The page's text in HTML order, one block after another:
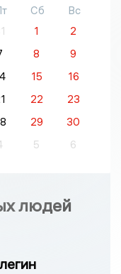
Сб
Вс
1
2
8
9
15
16
22
23
29
30
5 6
людей